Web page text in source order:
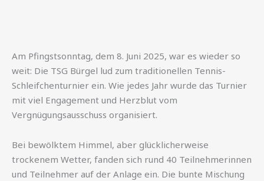
Am Pfingstsonntag, dem 8. Juni 2025, war es wieder so
weit: Die TSG Bürgel lud zum traditionellen Tennis-
Schleifchenturnier ein. Wie jedes Jahr wurde das Turnier
mit viel Engagement und Herzblut vom
Vergnügungsausschuss organisiert.
Bei bewölktem Himmel, aber glücklicherweise
trockenem Wetter, fanden sich rund 40 Teilnehmerinnen
und Teilnehmer auf der Anlage ein. Die bunte Mischung